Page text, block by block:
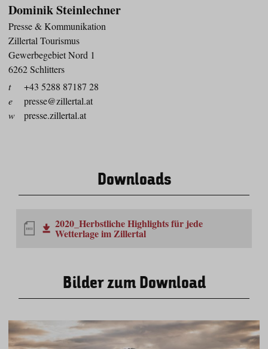
Dominik Steinlechner
Presse & Kommunikation
Zillertal Tourismus
Gewerbegebiet Nord 1
6262 Schlitters
t
+43 5288 87187 28
e
presse@zillertal.at
w
presse.zillertal.at
Downloads
2020_Herbstliche Highlights für jede
Wetterlage im Zillertal
Bilder zum Download